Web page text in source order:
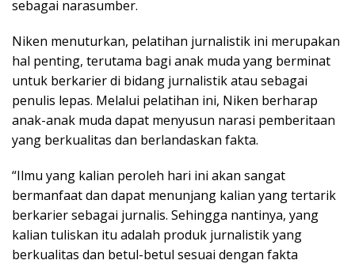
sebagai narasumber.
Niken menuturkan, pelatihan jurnalistik ini merupakan
hal penting, terutama bagi anak muda yang berminat
untuk berkarier di bidang jurnalistik atau sebagai
penulis lepas. Melalui pelatihan ini, Niken berharap
anak-anak muda dapat menyusun narasi pemberitaan
yang berkualitas dan berlandaskan fakta.
“Ilmu yang kalian peroleh hari ini akan sangat
bermanfaat dan dapat menunjang kalian yang tertarik
berkarier sebagai jurnalis. Sehingga nantinya, yang
kalian tuliskan itu adalah produk jurnalistik yang
berkualitas dan betul-betul sesuai dengan fakta